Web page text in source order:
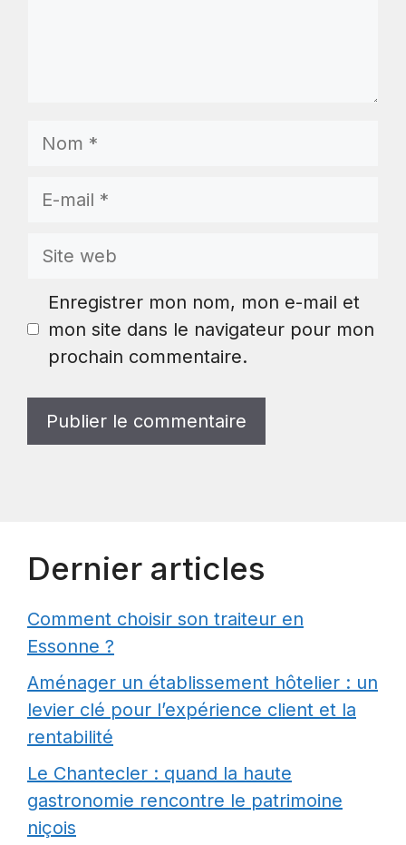
Nom
E-
Site
Enregistrer mon nom, mon e-mail et
mon site dans le navigateur pour mon
prochain commentaire.
Dernier articles
Comment choisir son traiteur en
Essonne ?
Aménager un établissement hôtelier : un
levier clé pour l’expérience client et la
rentabilité
Le Chantecler : quand la haute
gastronomie rencontre le patrimoine
niçois